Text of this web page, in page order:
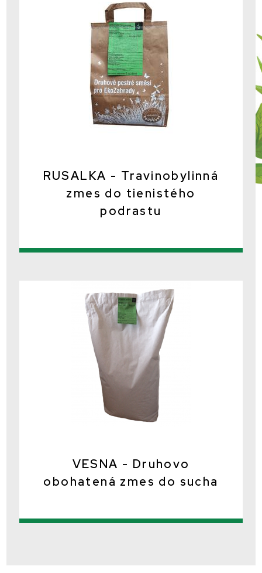
RUSALKA - Travinobylinná
zmes do tienistého
podrastu
VESNA - Druhovo
obohatená zmes do sucha